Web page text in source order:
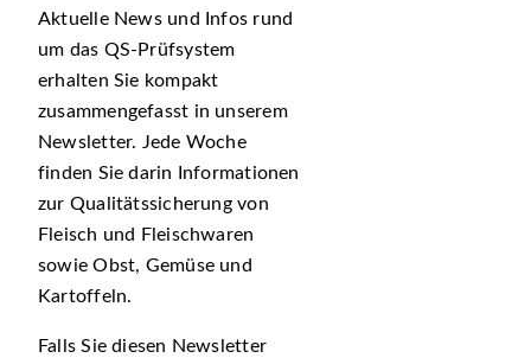
Aktuelle News und Infos rund
um das QS-Prüfsystem
erhalten Sie kompakt
zusammengefasst in unserem
Newsletter. Jede Woche
finden Sie darin Informationen
zur Qualitätssicherung von
Fleisch und Fleischwaren
sowie Obst, Gemüse und
Kartoffeln.
Falls Sie diesen Newsletter